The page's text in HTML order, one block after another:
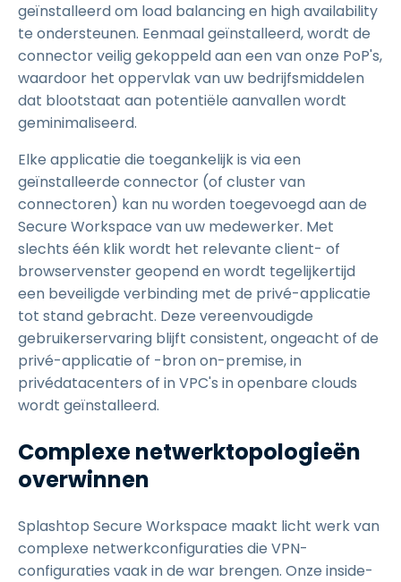
geïnstalleerd om load balancing en high availability
te ondersteunen. Eenmaal geïnstalleerd, wordt de
connector veilig gekoppeld aan een van onze PoP's,
waardoor het oppervlak van uw bedrijfsmiddelen
dat blootstaat aan potentiële aanvallen wordt
geminimaliseerd.
Elke applicatie die toegankelijk is via een
geïnstalleerde connector (of cluster van
connectoren) kan nu worden toegevoegd aan de
Secure Workspace van uw medewerker. Met
slechts één klik wordt het relevante client- of
browservenster geopend en wordt tegelijkertijd
een beveiligde verbinding met de privé-applicatie
tot stand gebracht. Deze vereenvoudigde
gebruikerservaring blijft consistent, ongeacht of de
privé-applicatie of -bron on-premise, in
privédatacenters of in VPC's in openbare clouds
wordt geïnstalleerd.
Complexe netwerktopologieën
overwinnen
Splashtop Secure Workspace maakt licht werk van
complexe netwerkconfiguraties die VPN-
configuraties vaak in de war brengen. Onze inside-